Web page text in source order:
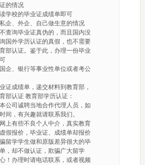
的情况
学校的毕业证成绩单即可
企、外企、自己做生意的情况
查询毕业证真伪的，而且国内没
国外学历认证的真假，也不需要
部认证。鉴于此，办理一份毕业
企、银行等事业性单位或者考公
证成绩单，递交材料到教育部，
部认证 教育部学历认证：
公司诚聘当地合作代理人员，如
间，有兴趣就请联系我们。
上有些不良个人中介，真实教育
假报价，毕业证、成绩单却报价
留学学生做和原版差异很大的毕
，却不做认证，欺骗广大留学
！办理时请电话联系，或者视频